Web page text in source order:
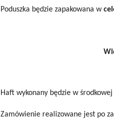
Poduszka będzie zapakowana w
Widoczna
Haft wykonany będzie w środkowej
Zamówienie realizowane jest po